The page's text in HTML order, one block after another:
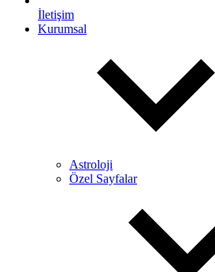
İletişim
Kurumsal
Astroloji
Özel Sayfalar